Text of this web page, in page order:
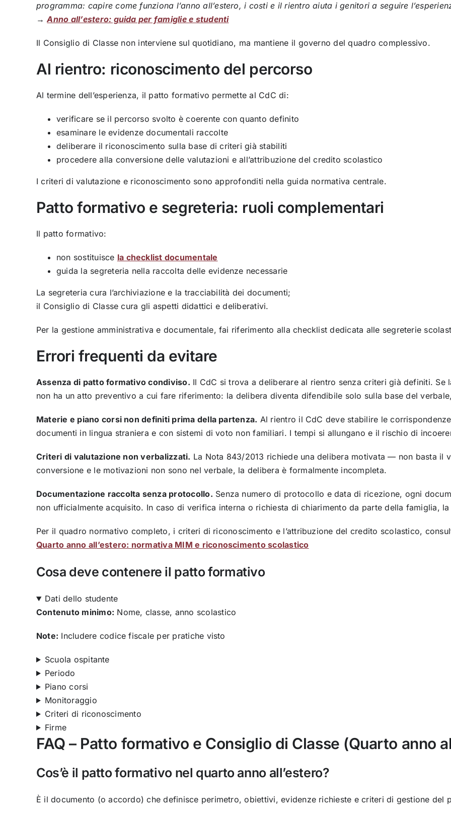
programma: capire come funziona l’anno all’estero, i costi e il rientro aiuta i genitori a seguire
→Anno all’estero: guida per famiglie e studenti
Il Consiglio di Classe non interviene sul quotidiano, ma mantiene il governo del quadro complessivo.
Al rientro: riconoscimento del percorso
Al termine dell’esperienza, il patto formativo permette al CdC di:
verificare se il percorso svolto è coerente con quanto definito
esaminare le evidenze documentali raccolte
deliberare il riconoscimento sulla base di criteri già stabiliti
procedere alla conversione delle valutazioni e all’attribuzione del credito scolastico
I criteri di valutazione e riconoscimento sono approfonditi nella guida normativa centrale.
Patto formativo e segreteria: ruoli complementari
Il patto formativo:
non sostituisce la checklist documentale
guida la segreteria nella raccolta delle evidenze necessarie
La segreteria cura l’archiviazione e la tracciabilità dei documenti;
il Consiglio di Classe cura gli aspetti didattici e deliberativi.
Per la gestione amministrativa e documentale, fai riferimento alla checklist dedicata alle segreterie
Errori frequenti da evitare
Assenza di patto formativo condiviso. Il CdC si trova a deliberare al rientro senza criteri già definiti.
non ha un atto preventivo a cui fare riferimento: la delibera diventa difendibile solo sulla base del
Materie e piano corsi non definiti prima della partenza. Al rientro il CdC deve stabilire le
documenti in lingua straniera e con sistemi di voto non familiari. I tempi si allungano e il rischio di
Criteri di valutazione non verbalizzati. La Nota 843/2013 richiede una delibera motivata — non basta il
conversione e le motivazioni non sono nel verbale, la delibera è formalmente incompleta.
Documentazione raccolta senza protocollo. Senza numero di protocollo e data di ricezione, ogni
non ufficialmente acquisito. In caso di verifica interna o richiesta di chiarimento da parte della famiglia,
Per il quadro normativo completo, i criteri di riconoscimento e l’attribuzione del credito scolastico,
Quarto anno all’estero: normativa MIM e riconoscimento scolastico
Cosa deve contenere il patto formativo
Dati dello studente
Contenuto minimo: Nome, classe, anno scolastico
Note: Includere codice fiscale per pratiche visto
Scuola ospitante
Periodo
Piano corsi
Monitoraggio
Criteri di riconoscimento
Firme
FAQ – Patto formativo e Consiglio di Classe (Quarto anno
Cos’è il patto formativo nel quarto anno all’estero?
È il documento (o accordo) che definisce perimetro, obiettivi, evidenze richieste e criteri di gestione del